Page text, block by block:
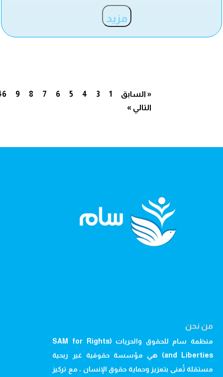
مزيد
« السابق 1
3
4
5
6
7
8
9
التالي »
من نحن
منظمة سام للحقوق والحريات (SAM for Rights
and Liberties) هي مؤسسة حقوقية غير ربحية
مستقلة تُعنى بتعزيز وحماية حقوق الإنسان ، مع تركيز